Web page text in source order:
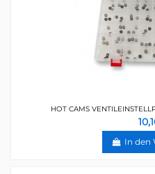
HOT CAMS
In den